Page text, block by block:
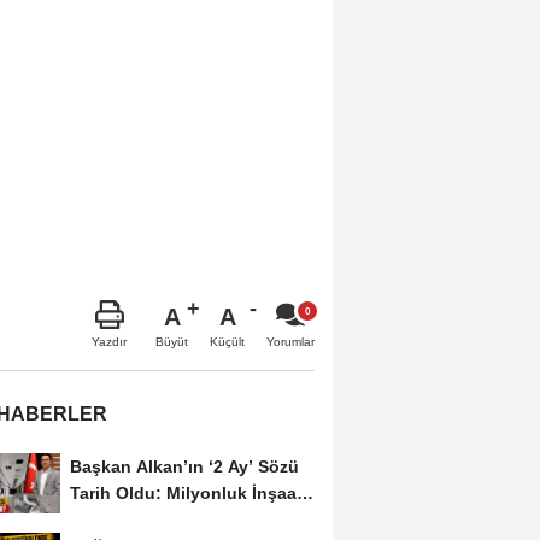
Yazdır
A
Büyüt
A
Küçült Yorumlar
Başkan Alkan’ın ‘2 Ay’ Sözü
Tarih Oldu: Milyonluk İnşaat